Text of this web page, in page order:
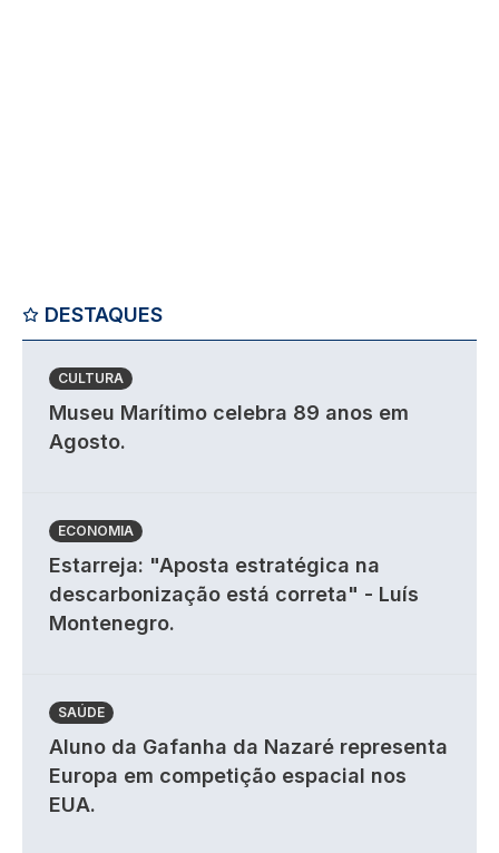
DESTAQUES
CULTURA
Museu Marítimo celebra 89 anos em
Agosto.
ECONOMIA
Estarreja: "Aposta estratégica na
descarbonização está correta" - Luís
Montenegro.
SAÚDE
Aluno da Gafanha da Nazaré representa
Europa em competição espacial nos
EUA.